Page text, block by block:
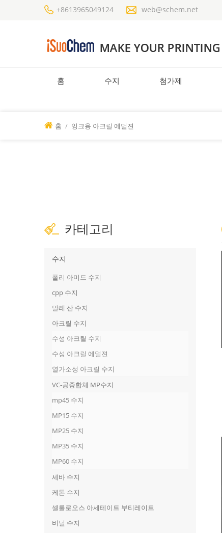
+8613965049124 web@schem.net
홈 수지 첨가제
홈 / 잉크용 아크릴 에멀젼
카테고리
수지
폴리 아미드 수지
cpp 수지
말레 산 수지
아크릴 수지
수성 아크릴 수지
수성 아크릴 에멀젼
열가소성 아크릴 수지
VC-공중합체 MP수지
mp45 수지
MP15 수지
MP25 수지
MP35 수지
MP60 수지
세바 수지
케톤 수지
셀룰로오스 아세테이트 부티레이트
비닐 수지